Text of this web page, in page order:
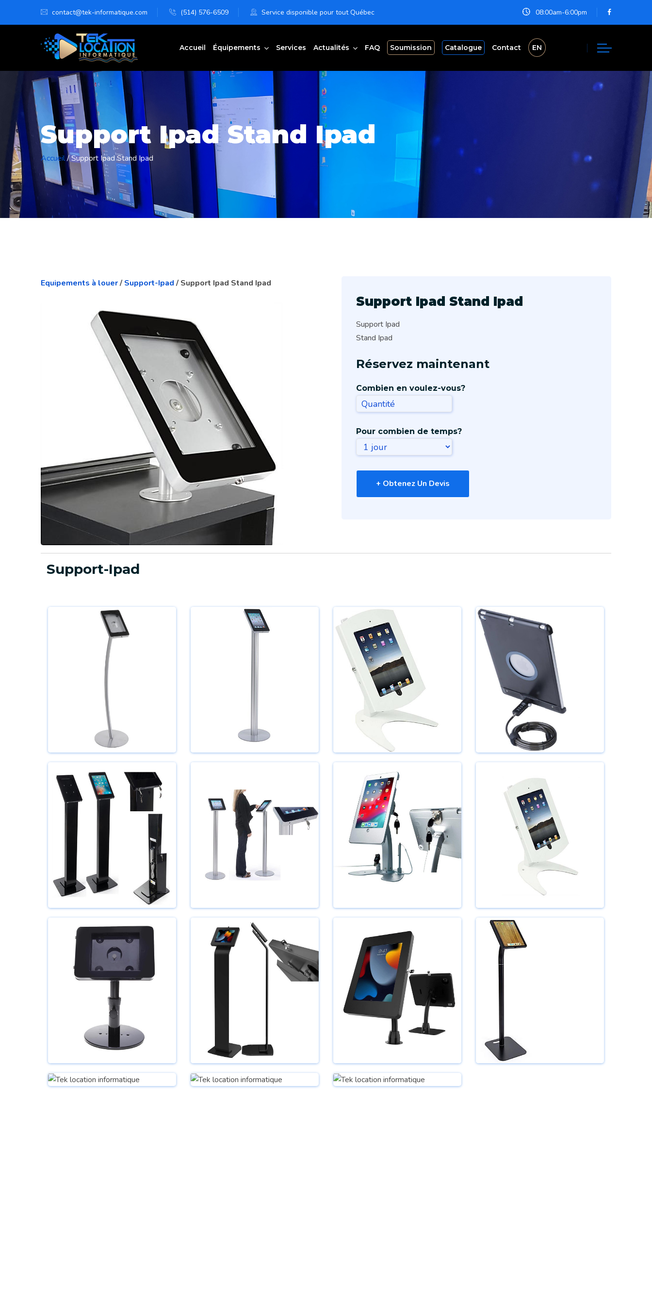
contact@tek-informatique.com (514) 576-6509 Service disponible pour tout Québec 08:00am-6:00pm
Accueil Équipements Services Actualités FAQ Soumission Catalogue Contact EN
Support Ipad Stand Ipad
Accueil/Support Ipad Stand Ipad
Equipements à louer/ Support-Ipad / Support Ipad Stand Ipad
Support Ipad Stand Ipad
Support Ipad
Stand Ipad
Réservez maintenant
Combien en voulez-vous?
Pour combien de temps?
Support-Ipad